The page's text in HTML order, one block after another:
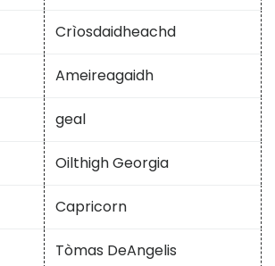
Crìosdaidheachd
Ameireagaidh
geal
Oilthigh Georgia
Capricorn
Tòmas DeAngelis